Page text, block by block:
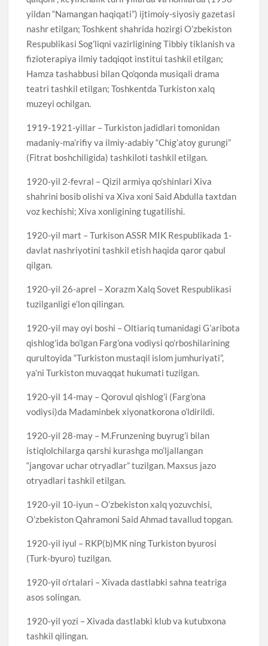
yildan “Namangan haqiqati”) ijtimoiy-siyosiy gazetasi
nashr etilgan; Toshkent shahrida hozirgi O’zbekiston
Respublikasi Sog’liqni vazirligining Tibbiy tiklanish va
fizioterapiya ilmiy tadqiqot institui tashkil etilgan;
Hamza tashabbusi bilan Qo’qonda musiqali drama
teatri tashkil etilgan; Toshkentda Turkiston xalq
muzeyi ochilgan.
1919-1921-yillar – Turkiston jadidlari tomonidan
madaniy-ma’rifiy va ilmiy-adabiy “Chig’atoy gurungi”
(Fitrat boshchiligida) tashkiloti tashkil etilgan.
1920-yil 2-fevral – Qizil armiya qo’shinlari Xiva
shahrini bosib olishi va Xiva xoni Said Abdulla taxtdan
voz kechishi; Xiva xonligining tugatilishi.
1920-yil mart – Turkison ASSR MIK Respublikada 1-
davlat nashriyotini tashkil etish haqida qaror qabul
qilgan.
1920-yil 26-aprel – Xorazm Xalq Sovet Respublikasi
tuzilganligi e’lon qilingan.
1920-yil may oyi boshi – Oltiariq tumanidagi G’aribota
qishlog’ida bo’lgan Farg’ona vodiysi qo’rboshilarining
qurultoyida “Turkiston mustaqil islom jumhuriyati”,
ya’ni Turkiston muvaqqat hukumati tuzilgan.
1920-yil 14-may – Qorovul qishlog’i (Farg’ona
vodiysi)da Madaminbek xiyonatkorona o’ldirildi.
1920-yil 28-may – M.Frunzening buyrug’i bilan
istiqlolchilarga qarshi kurashga mo’ljallangan
“jangovar uchar otryadlar” tuzilgan. Maxsus jazo
otryadlari tashkil etilgan.
1920-yil 10-iyun – O’zbekiston xalq yozuvchisi,
O’zbekiston Qahramoni Said Ahmad tavallud topgan.
1920-yil iyul – RKP(b)MK ning Turkiston byurosi
(Turk-byuro) tuzilgan.
1920-yil o’rtalari – Xivada dastlabki sahna teatriga
asos solingan.
1920-yil yozi – Xivada dastlabki klub va kutubxona
tashkil qilingan.